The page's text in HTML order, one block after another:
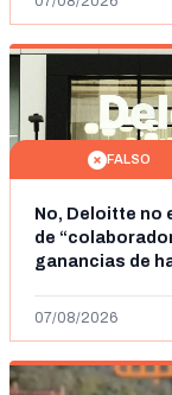
FALSO
No, Deloitte no
de
ganancias de
07/08/2026